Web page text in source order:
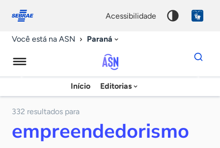
conosco
acessibilidade
Você está na ASN Paraná
Agência
Sebrae
Notícias
Início Editorias
Dados
para
chave
332 resultados para
empreendedorismo